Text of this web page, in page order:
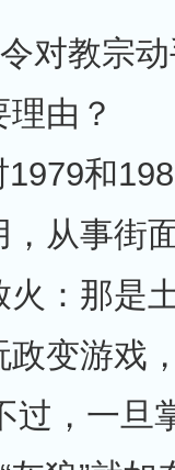
对教宗
由？
1979和
从事街
：那是
变游戏
过，一旦